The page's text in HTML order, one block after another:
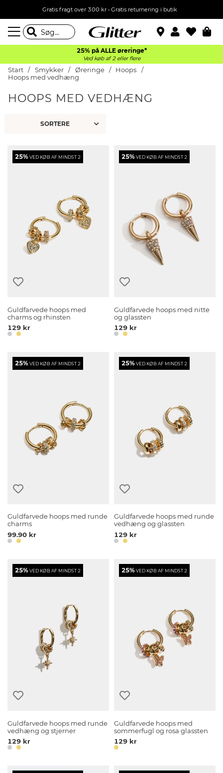
Gratis fragt over 300 kr • Gratis returnering i butik
25% på ALLE øreringe*
Ved køb af 2 eller flere
Start Smykker Øreringe
Hoops
Hoops med vedhæng
HOOPS MED VEDHÆNG
25%VED KØB AF MINDST 2
Guldfarvede hoops med
charms og rhinsten
129 kr
25%VED KØB AF MINDST 2
Guldfarvede hoops med nitte
og glassten
129 kr
25%VED KØB AF MINDST 2
Guldfarvede hoops med runde
charms
99.90 kr
25%VED KØB AF MINDST 2
Guldfarvede hoops med runde
vedhæng og glassten
129 kr
25%VED KØB AF MINDST 2
Guldfarvede hoops med runde
vedhæng og stjerner
129 kr
25%VED KØB AF MINDST 2
Guldfarvede hoops med
sommerfugl og rosa glassten
129 kr